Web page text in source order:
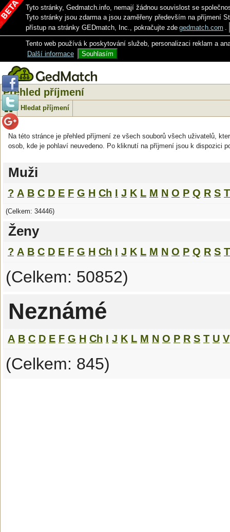
Tyto stránky, Gedmatch.info, nemají žádnou souvislost se
Tyto stránky jsou zdarma a jsou zaměřeny především na příjmení
přístup na stránky GEDmatch, Inc., pokračujte zde gedmatch.com .
Tento web používá k poskytování služeb, personalizaci reklam a
Další informace
Souhlasím
Přehled příjmení
Hledat příjmení
Na této stránce je přehled příjmení ze všech souborů všech uživatelů,
osob, kde je pohlaví neuvedeno. Po kliknutí na příjmení jsou k dispozici
Muži
? A B C D E F G H Ch I J K L M N O P Q R S T
(Celkem: 34446)
Ženy
? A B C D E F G H Ch I J K L M N O P Q R S T
(Celkem: 50852)
Neznámé
A B C D E F G H Ch I J K L M N O P R S T U V
(Celkem: 845)